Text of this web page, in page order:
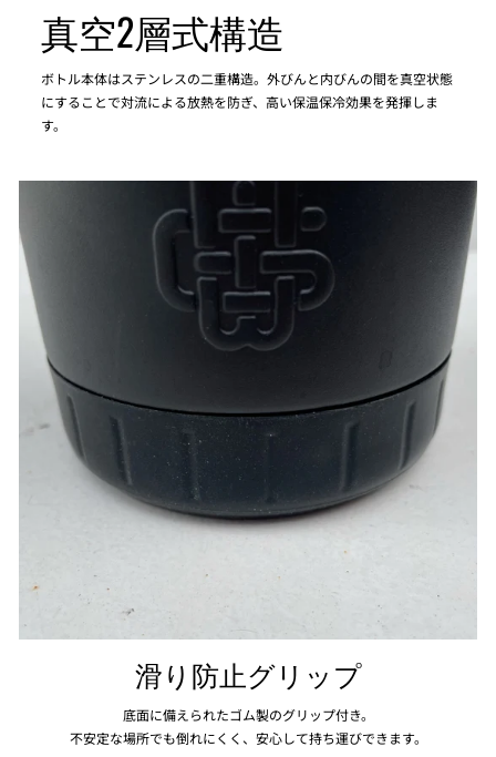
真空2層式構造
ボトル本体はステンレスの二重構造。外びんと内びんの間を真空状態
にすることで対流による放熱を防ぎ、高い保温保冷効果を発揮しま
す。
滑り防止グリップ
底面に備えられたゴム製のグリップ付き。
不安定な場所でも倒れにくく、安心して持ち運びできます。